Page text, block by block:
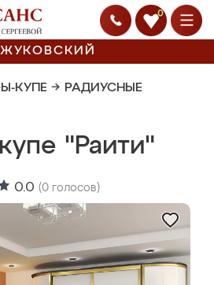
0
ЖУКОВСКИЙ
КУПЕ → РАДИУСНЫЕ
"Раити"
0.0 (0 голосов)